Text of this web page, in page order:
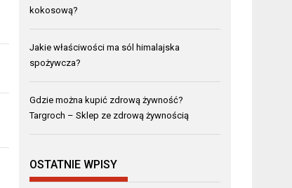
kokosową?
Jakie właściwości ma sól himalajska
spożywcza?
Gdzie można kupić zdrową żywność?
Targroch – Sklep ze zdrową żywnością
OSTATNIE WPISY